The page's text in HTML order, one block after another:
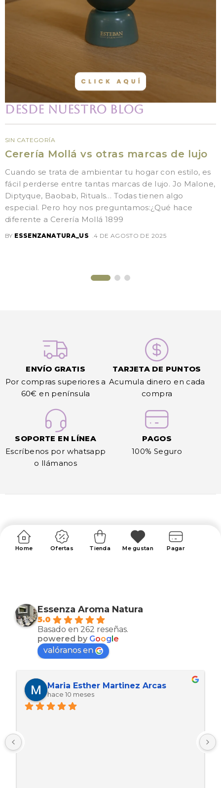
Desde nuestro Blog
SIN CATEGORÍA
Cerería Mollá vs otras marcas de lujo
Cuando se trata de ambientar tu hogar con estilo, es
fácil perderse entre tantas marcas de lujo. Jo Malone,
Diptyque, Baobab, Rituals… Todas tienen algo
especial. Pero hoy nos preguntamos:¿Qué hace
diferente a Cerería Mollá 1899
BY ESSENZANATURA_US 4 DE AGOSTO DE 2025
ENVÍO GRATIS
Por compras superiores a
60€ en península
TARJETA DE PUNTOS
Acumula dinero en cada
compra
SOPORTE EN LÍNEA
Escríbenos por whatsapp
o llámanos
PAGOS
100% Seguro
Home Ofertas Tienda Me gustan Pagar
Essenza Aroma Natura
5.0
Basado en 262 reseñas.
powered by Google
valóranos en
Maria Esther Martinez Arcas
hace 10 meses